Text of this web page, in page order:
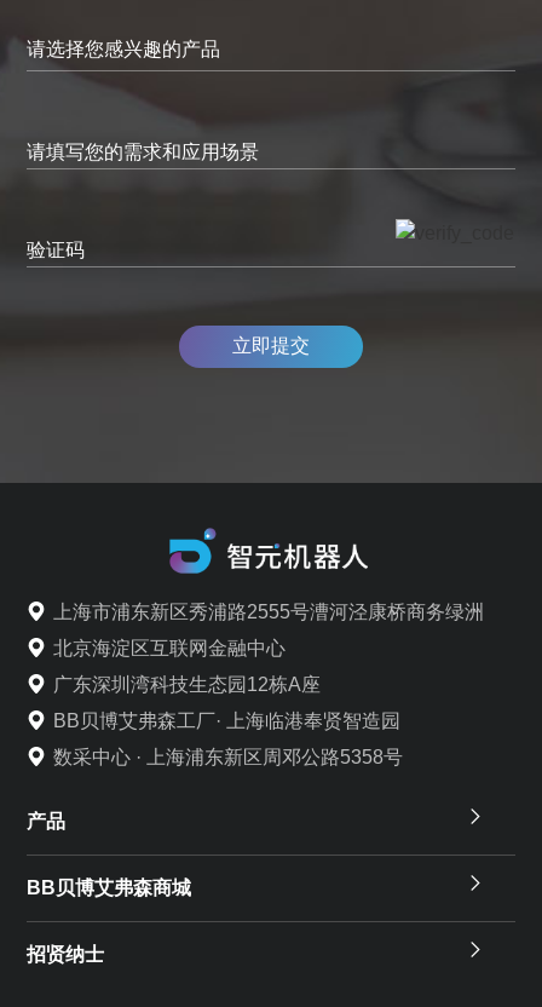
请填写您的需求和应用场景
验证码
立即提交
上海市浦东新区秀浦路2555号漕河泾康桥商务绿洲
北京海淀区互联网金融中心
广东深圳湾科技生态园12栋A座
BB贝博艾弗森工厂· 上海临港奉贤智造园
数采中心 · 上海浦东新区周邓公路5358号
产品
BB贝博艾弗森商城
招贤纳士